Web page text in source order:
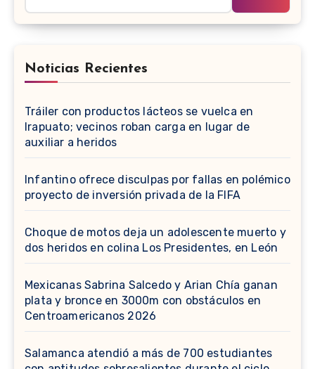
Noticias Recientes
Tráiler con productos lácteos se vuelca en
Irapuato; vecinos roban carga en lugar de
auxiliar a heridos
Infantino ofrece disculpas por fallas en polémico
proyecto de inversión privada de la FIFA
Choque de motos deja un adolescente muerto y
dos heridos en colina Los Presidentes, en León
Mexicanas Sabrina Salcedo y Arian Chía ganan
plata y bronce en 3000m con obstáculos en
Centroamericanos 2026
Salamanca atendió a más de 700 estudiantes